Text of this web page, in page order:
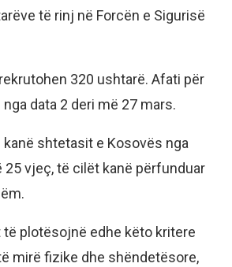
të rinj në Forcën e Sigurisë
320 ushtarë. Afati për
data 2 deri më 27 mars.
shtetasit e Kosovës nga
25 vjeç, të cilët kanë përfunduar
të plotësojnë edhe këto kritere
mirë fizike dhe shëndetësore,